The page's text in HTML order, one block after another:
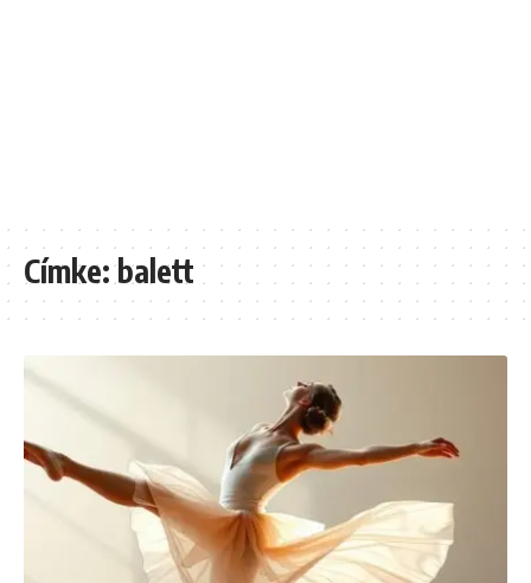
Címke:balett